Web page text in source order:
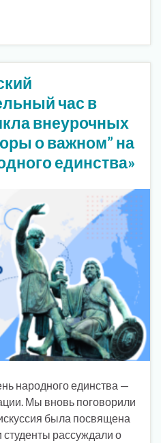
час в
внеурочных
о важном” на
единства»
народного единства —
Мы вновь поговорили
была посвящена
рассуждали о